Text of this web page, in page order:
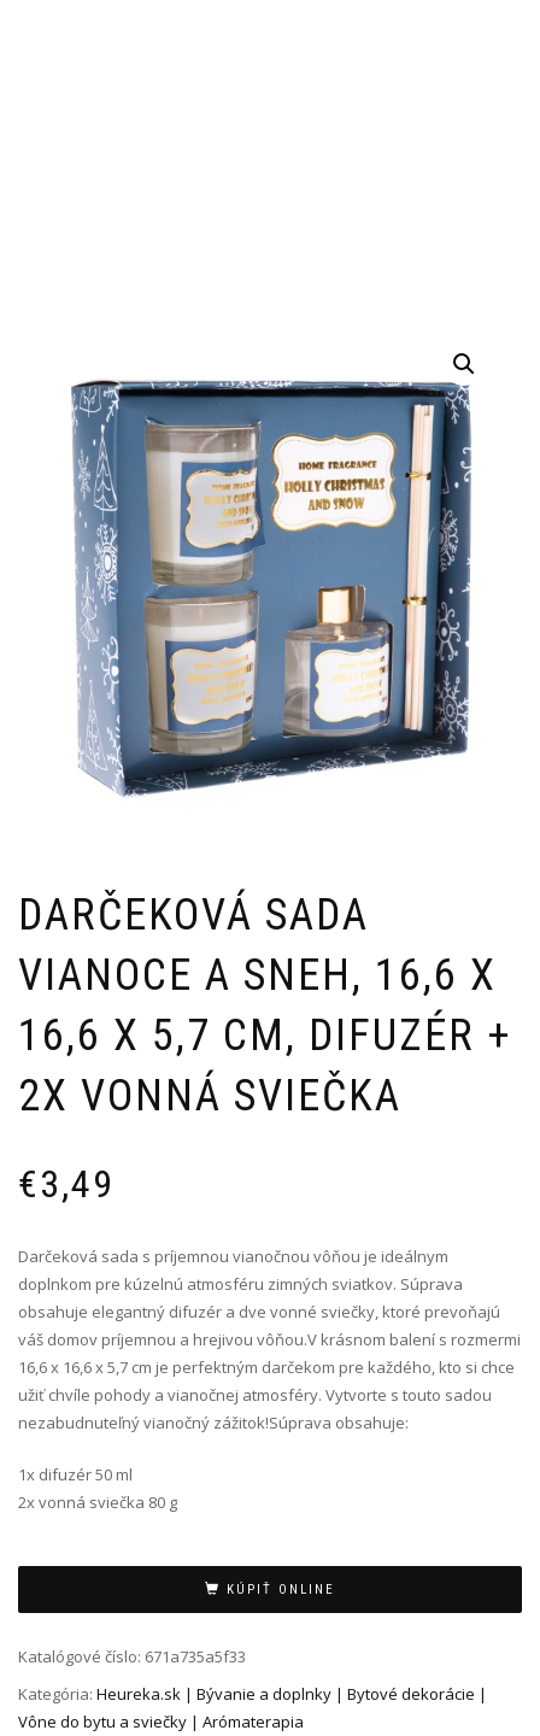
DARČEKOVÁ SADA
VIANOCE A SNEH, 16,6 X
16,6 X 5,7 CM, DIFUZÉR +
2X VONNÁ SVIEČKA
€3,49
Darčeková sada s príjemnou vianočnou vôňou je ideálnym
doplnkom pre kúzelnú atmosféru zimných sviatkov. Súprava
obsahuje elegantný difuzér a dve vonné sviečky, ktoré prevoňajú
váš domov príjemnou a hrejivou vôňou.V krásnom balení s rozmermi
16,6 x 16,6 x 5,7 cm je perfektným darčekom pre každého, kto si chce
užiť chvíle pohody a vianočnej atmosféry. Vytvorte s touto sadou
nezabudnuteľný vianočný zážitok!Súprava obsahuje:
1x difuzér 50 ml
2x vonná sviečka 80 g
KÚPIŤ ONLINE
Katalógové číslo: 671a735a5f33
Kategória: Heureka.sk | Bývanie a doplnky | Bytové dekorácie |
Vône do bytu a sviečky | Arómaterapia